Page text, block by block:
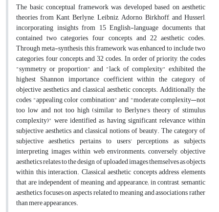
The basic conceptual framework was developed based on aesthetic
theories from Kant, Berlyne, Leibniz, Adorno, Birkhoff, and Husserl,
incorporating insights from 15 English-language documents that
contained two categories, four concepts, and 22 aesthetic codes.
Through meta-synthesis, this framework was enhanced to include two
categories, four concepts, and 32 codes. In order of priority, the codes
"symmetry or proportion" and "lack of complexity" exhibited the
highest Shannon importance coefficient within the category of
objective aesthetics and classical aesthetic concepts. Additionally, the
codes "appealing color combination" and "moderate complexity—not
too low and not too high (similar to Berlyne's theory of stimulus
complexity)" were identified as having significant relevance within
subjective aesthetics and classical notions of beauty. The category of
subjective aesthetics pertains to users' perceptions as subjects
interpreting images within web environments; conversely, objective
aesthetics relates to the design of uploaded images themselves as objects
within this interaction. Classical aesthetic concepts address elements
that are independent of meaning and appearance; in contrast, semantic
aesthetics focuses on aspects related to meaning and associations rather
than mere appearances.